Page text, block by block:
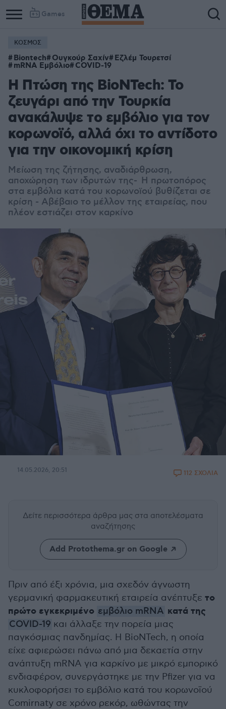
Games
ΚΟΣΜΟΣ
Biontech Ουγκούρ Σαχίν Εζλέμ Τουρετσί
mRNA Εμβόλιο COVID-19
Η Πτώση της BioNTech: Το
ζευγάρι από την Τουρκία
ανακάλυψε το εμβόλιο για τον
κορωνοϊό, αλλά όχι το αντίδοτο
για την οικονομική κρίση
Μείωση της ζήτησης, αναδιάρθρωση,
αποχώρηση των ιδρυτών της- Η πρωτοπόρος
στα εμβόλια κατά του κορωνοϊού βυθίζεται σε
κρίση - Αβέβαιο το μέλλον της εταιρείας, που
πλέον εστιάζει στον καρκίνο
14.05.2026, 20:51 112 ΣΧΟΛΙΑ
Δείτε περισσότερα άρθρα μας στα αποτελέσματα
αναζήτησης
Add Protothema.gr on Google
Πριν από έξι χρόνια, μια σχεδόν άγνωστη
γερμανική φαρμακευτική εταιρεία ανέπτυξε το
πρώτο εγκεκριμένο εμβόλιο mRNA κατά της
COVID-19 και άλλαξε την πορεία μιας
παγκόσμιας πανδημίας. Η BioNTech, η οποία
είχε αφιερώσει πάνω από μια δεκαετία στην
ανάπτυξη mRNA για καρκίνο με μικρό εμπορικό
ενδιαφέρον, συνεργάστηκε με την Pfizer για να
κυκλοφορήσει το εμβόλιο κατά του κορωνοϊού
Comirnaty σε χρόνο ρεκόρ, ωθώντας την